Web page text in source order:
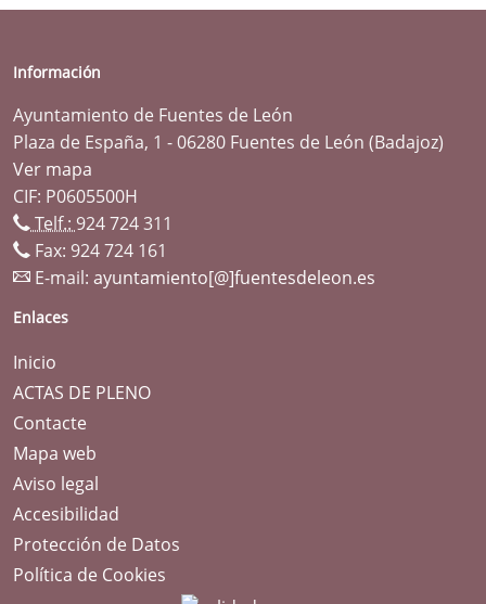
Información
Ayuntamiento de Fuentes de León
Plaza de España, 1 - 06280 Fuentes de León (Badajoz)
Ver mapa
CIF: P0605500H
Telf.: 924 724 311
Fax: 924 724 161
E-mail: ayuntamiento[@]fuentesdeleon.es
Enlaces
Inicio
ACTAS DE PLENO
Contacte
Mapa web
Aviso legal
Accesibilidad
Protección de Datos
Política de Cookies